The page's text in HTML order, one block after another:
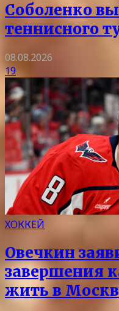
Соболенко
теннисного
08.08.2026
19
ХОККЕЙ
Овечкин
завершения
жить в